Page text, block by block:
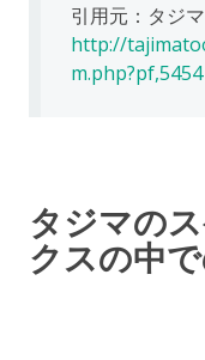
引用元：タジ
http://
m.php?pf,5454
タジマの
クスの中